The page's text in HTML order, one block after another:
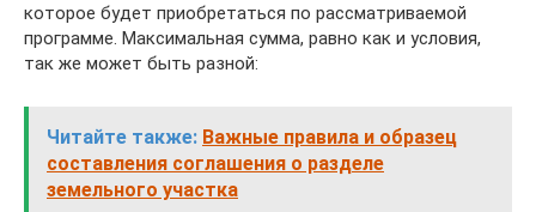
которое будет приобретаться по рассматриваемой
программе. Максимальная сумма, равно как и условия,
так же может быть разной:
Читайте также: Важные правила и образец
составления соглашения о разделе
земельного участка